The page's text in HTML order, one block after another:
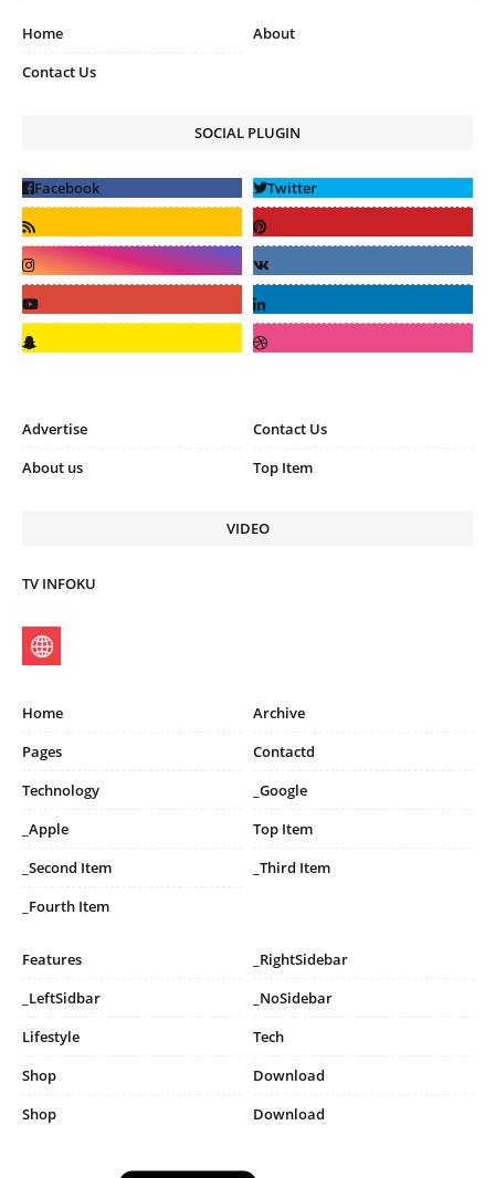
Home
About
Contact Us
SOCIAL PLUGIN
Advertise
Contact Us
About us
Top Item
VIDEO
TV INFOKU
Home
Archive
Pages
Contactd
Technology
_Google
_Apple
Top Item
_Second Item
_Third Item
_Fourth Item
Features
_RightSidebar
_LeftSidbar
_NoSidebar
Lifestyle
Tech
Shop
Download
Shop
Download